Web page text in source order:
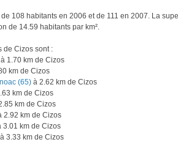
108 habitants en 2006 et de 111 en 2007. La
de 14.59 habitants par km².
de Cizos sont :
à 1.70 km de Cizos
km de Cizos
(65) à 2.62 km de Cizos
km de Cizos
km de Cizos
2.92 km de Cizos
3.01 km de Cizos
à 3.33 km de Cizos